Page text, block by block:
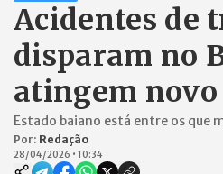
Acidentes de
disparam no
atingem novo
Estado baiano está entre os que
Por: Redação
28/04/2026 • 10:34